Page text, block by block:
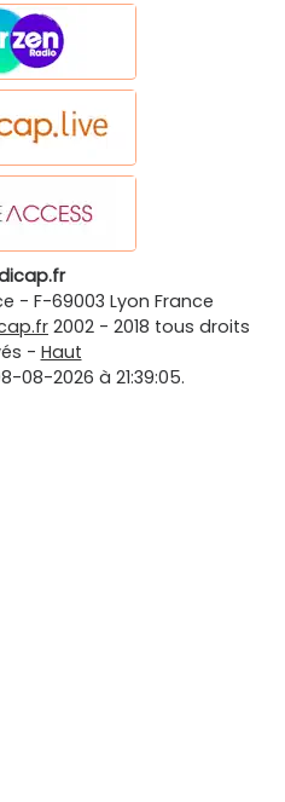
- F-69003 Lyon France
2002 - 2018 tous droits
- Haut
08-2026 à 21:39:05.